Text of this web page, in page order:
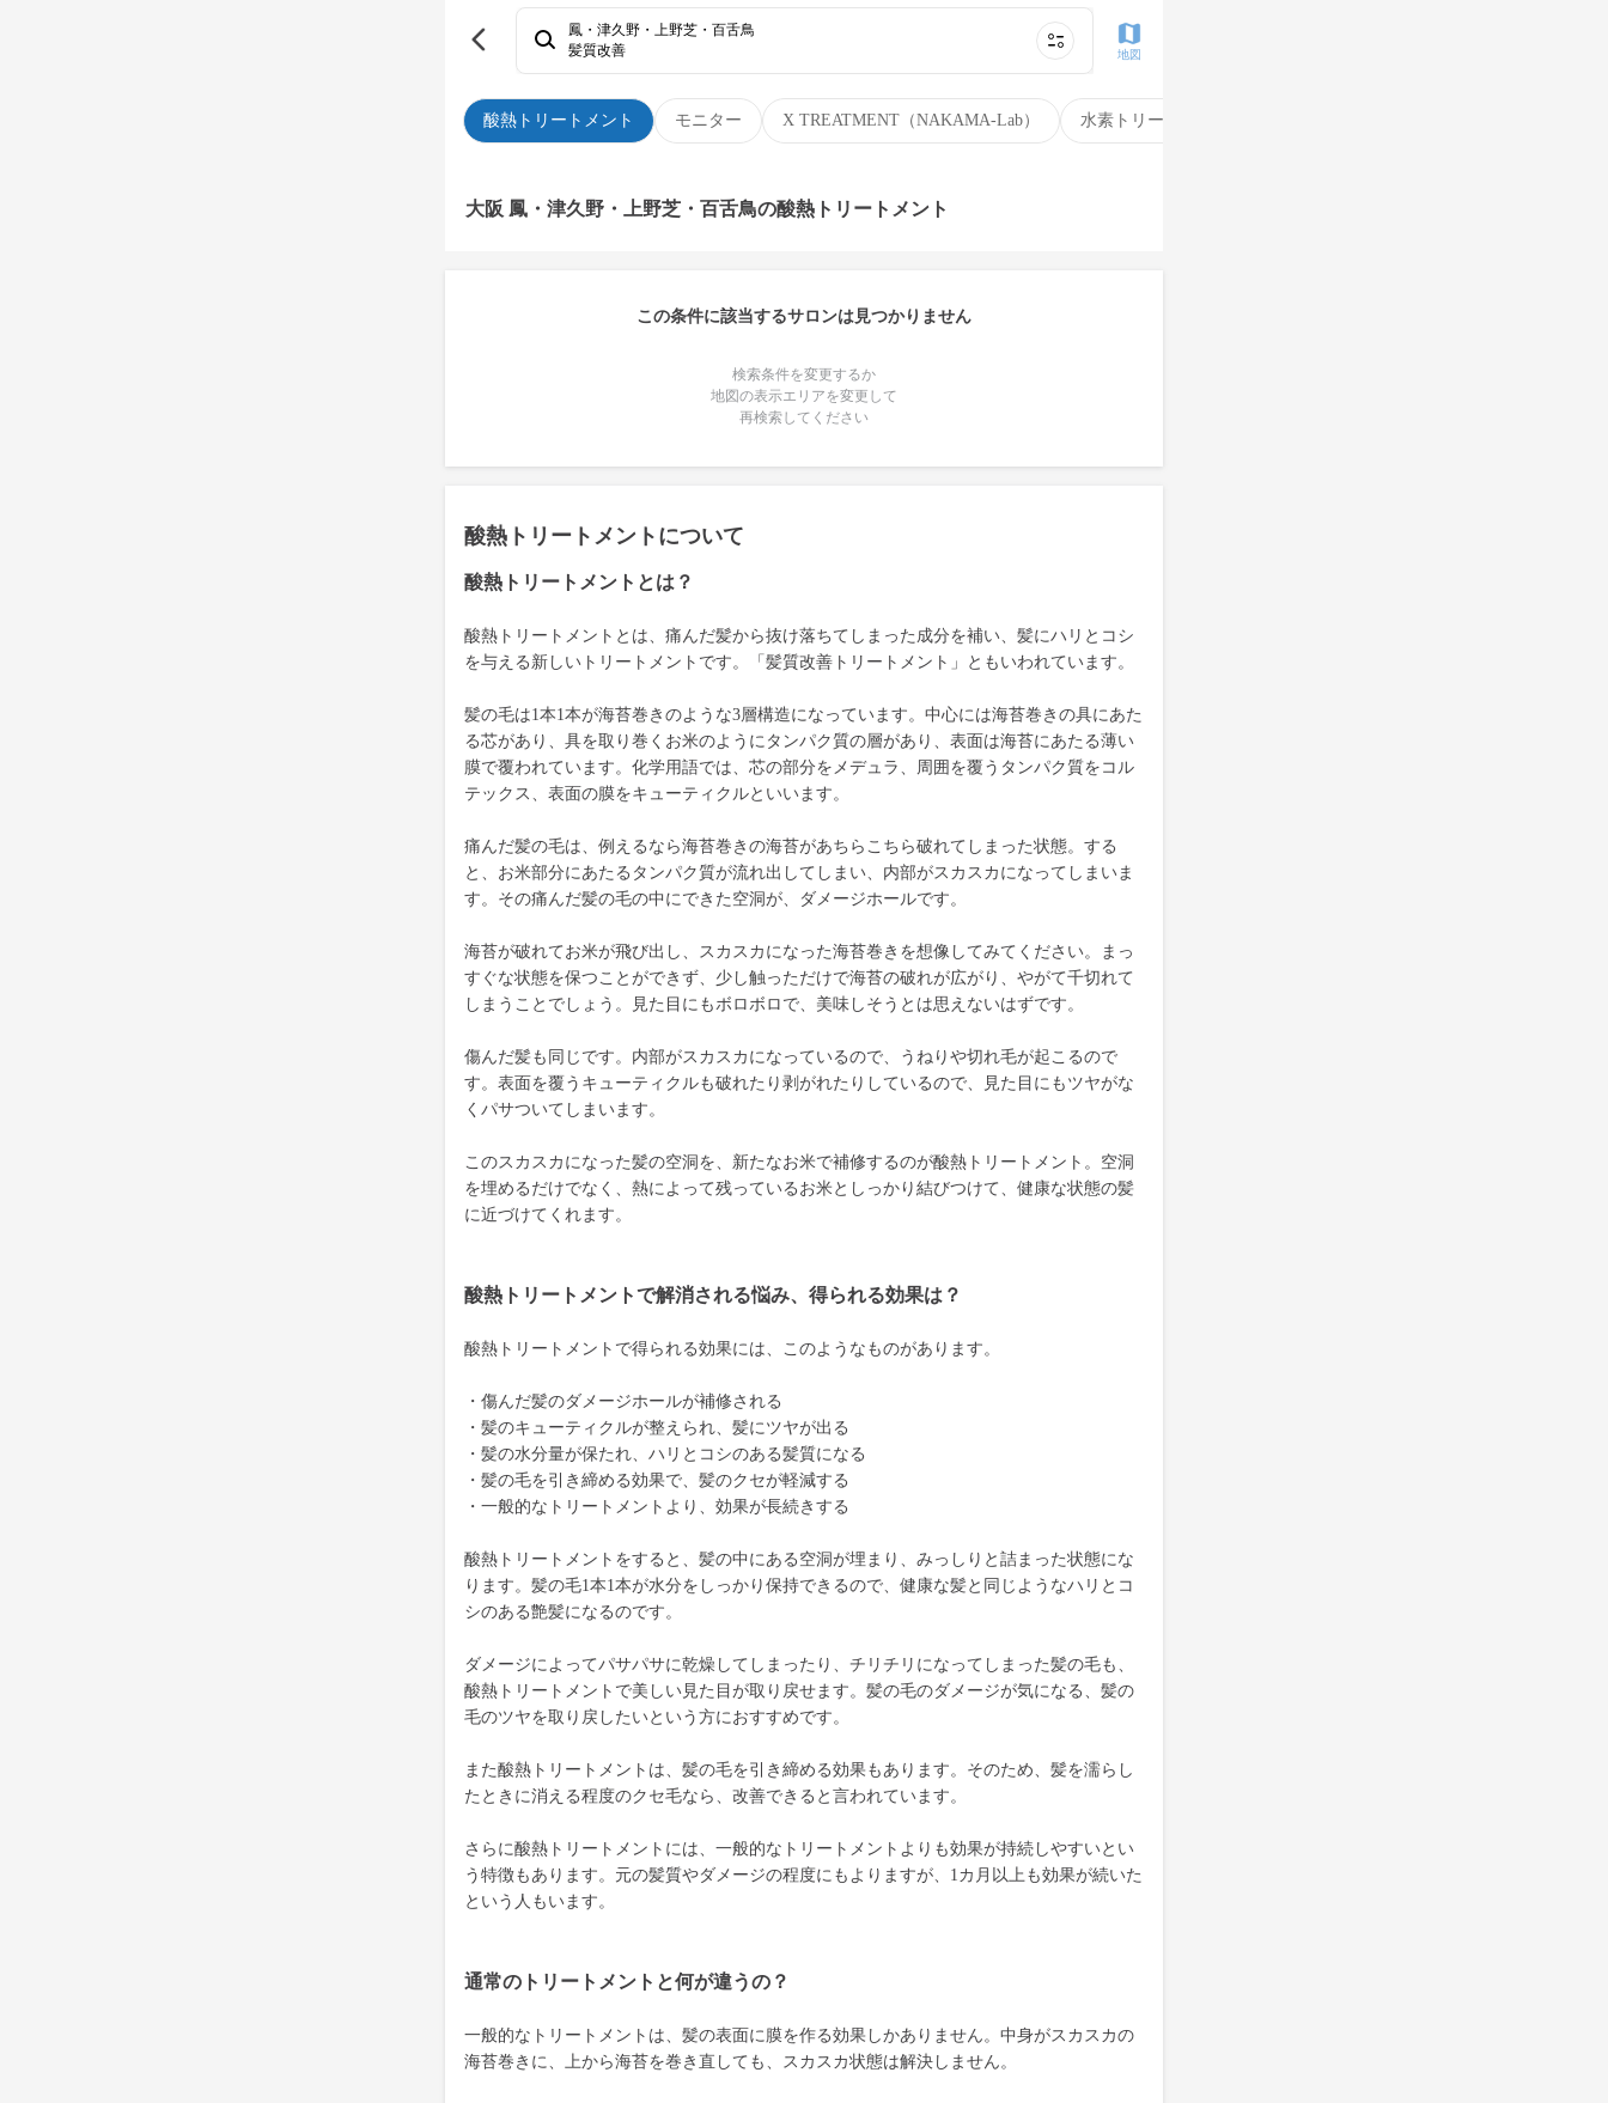
酸熱トリートメント モニター X TREATMENT（NAKAMA-Lab） 水素トリートメント
鳳・津久野・上野芝・百舌鳥
髪質改善
地図
大阪 鳳・津久野・上野芝・百舌鳥の酸熱トリートメント
この条件に該当するサロンは見つかりません
検索条件を変更するか
地図の表示エリアを変更して
再検索してください
酸熱トリートメントについて
酸熱トリートメントとは？
酸熱トリートメントとは、痛んだ髪から抜け落ちてしまった成分を補い、髪にハリとコシ
を与える新しいトリートメントです。「髪質改善トリートメント」ともいわれています。
髪の毛は1本1本が海苔巻きのような3層構造になっています。中心には海苔巻きの具にあた
る芯があり、具を取り巻くお米のようにタンパク質の層があり、表面は海苔にあたる薄い
膜で覆われています。化学用語では、芯の部分をメデュラ、周囲を覆うタンパク質をコル
テックス、表面の膜をキューティクルといいます。
痛んだ髪の毛は、例えるなら海苔巻きの海苔があちらこちら破れてしまった状態。する
と、お米部分にあたるタンパク質が流れ出してしまい、内部がスカスカになってしまいま
す。その痛んだ髪の毛の中にできた空洞が、ダメージホールです。
海苔が破れてお米が飛び出し、スカスカになった海苔巻きを想像してみてください。まっ
すぐな状態を保つことができず、少し触っただけで海苔の破れが広がり、やがて千切れて
しまうことでしょう。見た目にもボロボロで、美味しそうとは思えないはずです。
傷んだ髪も同じです。内部がスカスカになっているので、うねりや切れ毛が起こるので
す。表面を覆うキューティクルも破れたり剥がれたりしているので、見た目にもツヤがな
くパサついてしまいます。
このスカスカになった髪の空洞を、新たなお米で補修するのが酸熱トリートメント。空洞
を埋めるだけでなく、熱によって残っているお米としっかり結びつけて、健康な状態の髪
に近づけてくれます。
酸熱トリートメントで解消される悩み、得られる効果は？
酸熱トリートメントで得られる効果には、このようなものがあります。
・傷んだ髪のダメージホールが補修される
・髪のキューティクルが整えられ、髪にツヤが出る
・髪の水分量が保たれ、ハリとコシのある髪質になる
・髪の毛を引き締める効果で、髪のクセが軽減する
・一般的なトリートメントより、効果が長続きする
酸熱トリートメントをすると、髪の中にある空洞が埋まり、みっしりと詰まった状態にな
ります。髪の毛1本1本が水分をしっかり保持できるので、健康な髪と同じようなハリとコ
シのある艶髪になるのです。
ダメージによってパサパサに乾燥してしまったり、チリチリになってしまった髪の毛も、
酸熱トリートメントで美しい見た目が取り戻せます。髪の毛のダメージが気になる、髪の
毛のツヤを取り戻したいという方におすすめです。
また酸熱トリートメントは、髪の毛を引き締める効果もあります。そのため、髪を濡らし
たときに消える程度のクセ毛なら、改善できると言われています。
さらに酸熱トリートメントには、一般的なトリートメントよりも効果が持続しやすいとい
う特徴もあります。元の髪質やダメージの程度にもよりますが、1カ月以上も効果が続いた
という人もいます。
通常のトリートメントと何が違うの？
一般的なトリートメントは、髪の表面に膜を作る効果しかありません。中身がスカスカの
海苔巻きに、上から海苔を巻き直しても、スカスカ状態は解決しません。